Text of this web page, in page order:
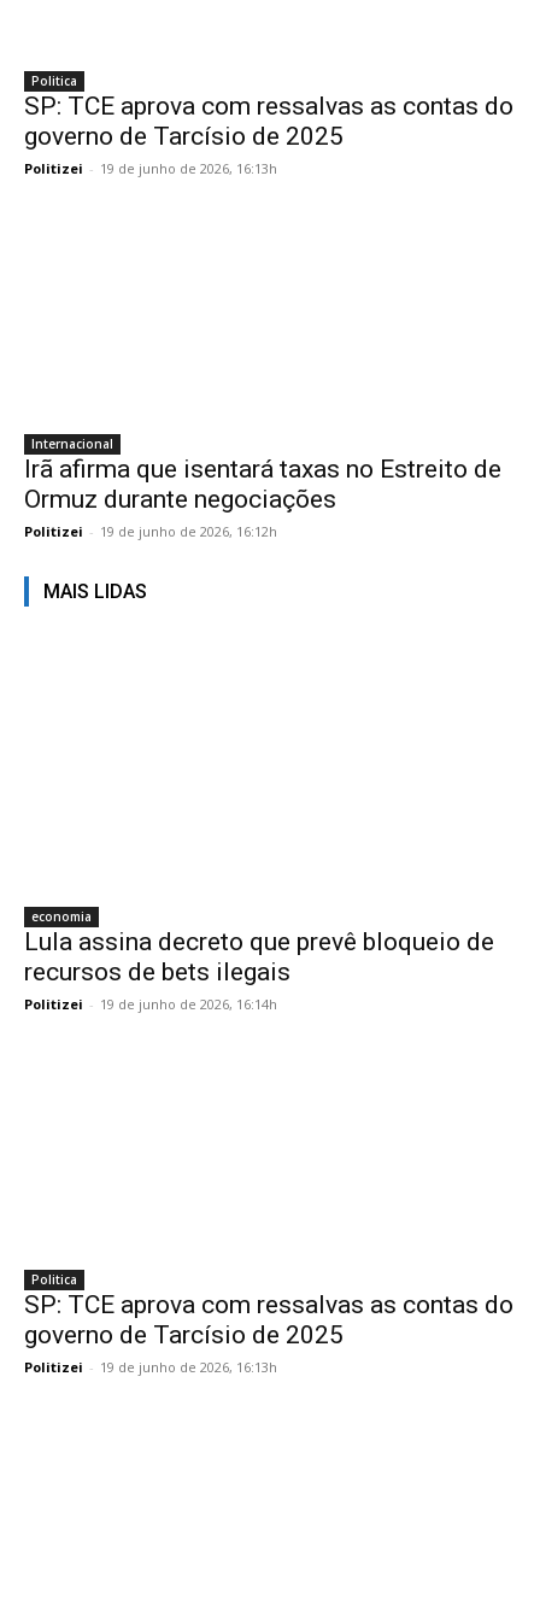
Politica
SP: TCE aprova com ressalvas as contas do
governo de Tarcísio de 2025
Politizei - 19 de junho de 2026, 16:13h
Internacional
Irã afirma que isentará taxas no Estreito de
Ormuz durante negociações
Politizei - 19 de junho de 2026, 16:12h
MAIS LIDAS
economia
Lula assina decreto que prevê bloqueio de
recursos de bets ilegais
Politizei - 19 de junho de 2026, 16:14h
Politica
SP: TCE aprova com ressalvas as contas do
governo de Tarcísio de 2025
Politizei - 19 de junho de 2026, 16:13h